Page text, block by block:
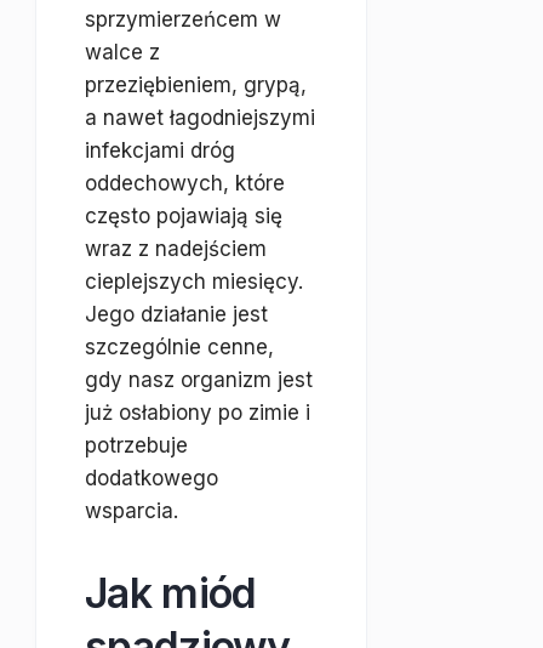
sprzymierzeńcem w
walce z
przeziębieniem, grypą,
a nawet łagodniejszymi
infekcjami dróg
oddechowych, które
często pojawiają się
wraz z nadejściem
cieplejszych miesięcy.
Jego działanie jest
szczególnie cenne,
gdy nasz organizm jest
już osłabiony po zimie i
potrzebuje
dodatkowego
wsparcia.
Jak miód